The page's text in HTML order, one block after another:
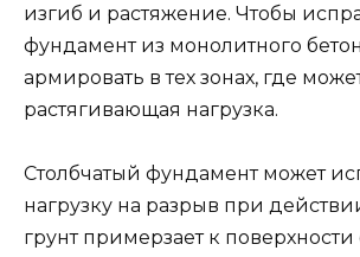
изгиб и растяжение. Чтобы
фундамент из монолитного
армировать в тех зонах, где
растягивающая нагрузка.
Столбчатый фундамент может
нагрузку на разрыв при
грунт примерзает к поверхности